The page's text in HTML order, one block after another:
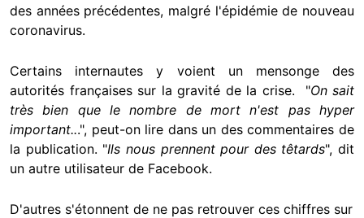
des années précédentes, malgré l'épidémie de nouveau
coronavirus.
Certains internautes y voient un mensonge des
autorités françaises sur la gravité de la crise. "On sait
très bien que le nombre de mort n'est pas hyper
important...", peut-on lire dans un des commentaires de
la publication. "Ils nous prennent pour des têtards", dit
un autre utilisateur de Facebook.
D'autres s'étonnent de ne pas retrouver ces chiffres sur